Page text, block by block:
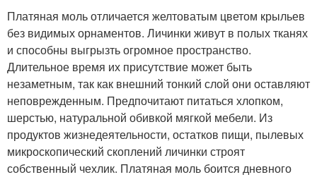
Платяная моль отличается желтоватым цветом крыльев
без видимых орнаментов. Личинки живут в полых тканях
и способны выгрызть огромное пространство.
Длительное время их присутствие может быть
незаметным, так как внешний тонкий слой они оставляют
неповрежденным. Предпочитают питаться хлопком,
шерстью, натуральной обивкой мягкой мебели. Из
продуктов жизнедеятельности, остатков пищи, пылевых
микроскопический скоплений личинки строят
собственный чехлик. Платяная моль боится дневного